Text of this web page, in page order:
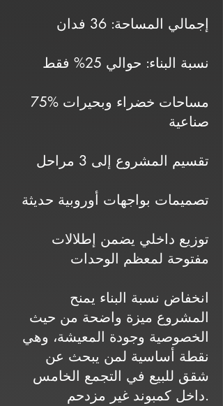
إجمالي المساحة: 36 فدان
نسبة البناء: حوالي 25% فقط
75% مساحات خضراء وبحيرات
صناعية
تقسيم المشروع إلى 3 مراحل
تصميمات بواجهات أوروبية حديثة
توزيع داخلي يضمن إطلالات
مفتوحة لمعظم الوحدات
انخفاض نسبة البناء يمنح
المشروع ميزة واضحة من حيث
الخصوصية وجودة المعيشة، وهي
نقطة أساسية لمن يبحث عن
شقق للبيع في التجمع الخامس
داخل كمبوند غير مزدحم.